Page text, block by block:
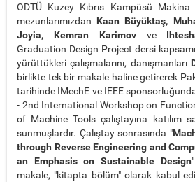
ODTÜ Kuzey Kıbrıs Kampüsü
mezunlarımızdan Kaan Büyüktaş,
Joyia, Kemran Karimovve
Graduation Design Project dersi
yürüttükleri çalışmalarını, danışmanları
birlikte tek bir makale haline getirerek
tarihinde IMechE ve IEEE
- 2nd International Workshop on
of Machine Tools çalıştayına katılım
sunmuşlardır. Çalıştay sonrasında "
through Reverse Engineering and
an Emphasis on Sustainable Design
makale, "kitapta bölüm" olarak kabul